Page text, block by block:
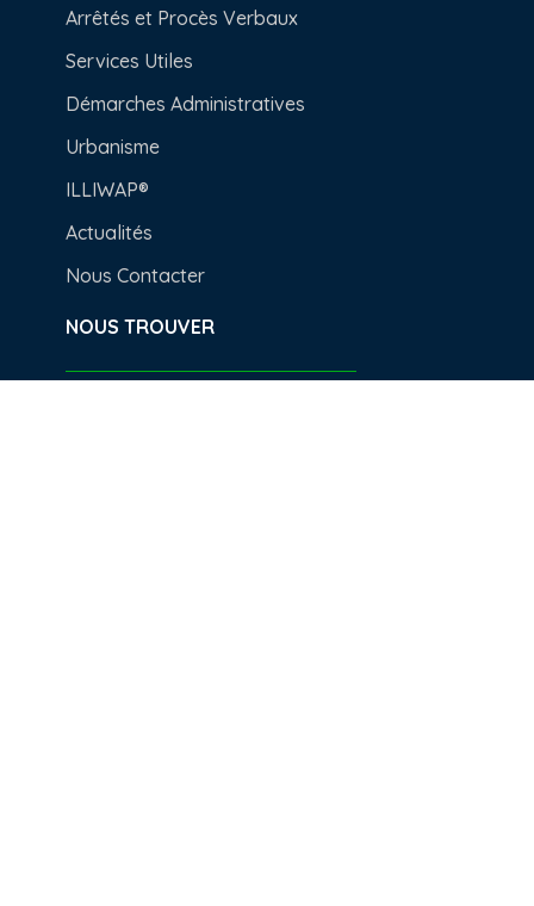
Arrêtés et Procès Verbaux
Services Utiles
Démarches Administratives
Urbanisme
ILLIWAP®
Actualités
Nous Contacter
NOUS TROUVER